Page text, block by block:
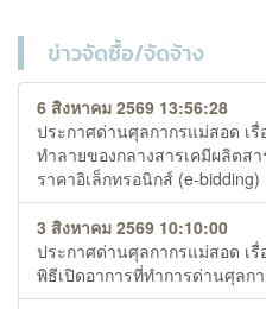
ข่าวจัดซื้อ/จัดจ้าง
6 สิงหาคม 2569 13:56:28
ประกาศด่านศุลกากรแม่สอด เรื่
ทำลายของกลางสารเคมีผลิตส
ราคาอิเล็กทรอนิกส์ (e-bidding)
3 สิงหาคม 2569 10:10:00
ประกาศด่านศุลกากรแม่สอด เรื่
พิธีเปิดอาการที่ทำการด่านศุลก